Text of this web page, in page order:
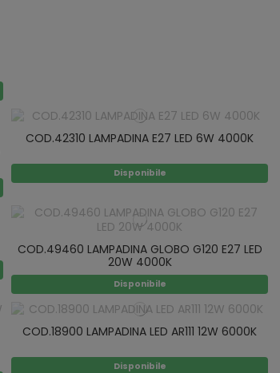
COD.42310 LAMPADINA E27 LED 6W 4000K
Disponibile
COD.49460 LAMPADINA GLOBO G120 E27 LED
20W 4000K
Disponibile
COD.18900 LAMPADINA LED AR111 12W 6000K
Disponibile